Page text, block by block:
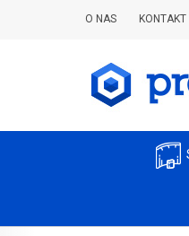
O NAS KONTAKT